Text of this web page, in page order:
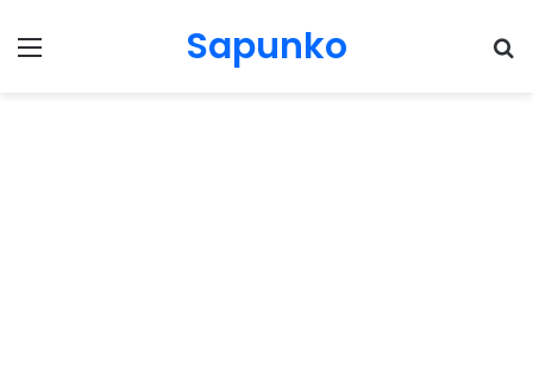
Menu Sapunko